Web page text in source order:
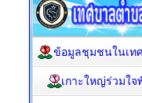
ข้อมูลชุมชนในเท
เกาะใหญ่ร่วมใ